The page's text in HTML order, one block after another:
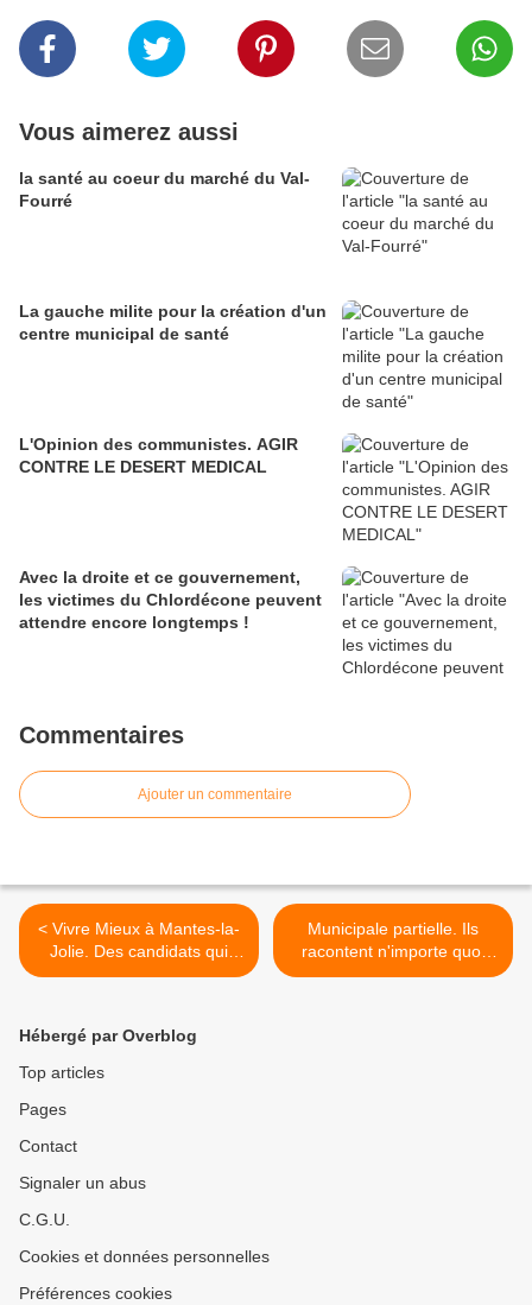
Vous aimerez aussi
la santé au coeur du marché du Val-
Fourré
La gauche milite pour la création d'un
centre municipal de santé
L'Opinion des communistes. AGIR
CONTRE LE DESERT MEDICAL
Avec la droite et ce gouvernement,
les victimes du Chlordécone peuvent
attendre encore longtemps !
Commentaires
Ajouter un commentaire
< Vivre Mieux à Mantes-la-
Jolie. Des candidats qui
distribuent des enveloppes
Municipale partielle. Ils
racontent n'importe quoi
pour gagner des voix ! >
Hébergé par Overblog
Top articles
Pages
Contact
Signaler un abus
C.G.U.
Cookies et données personnelles
Préférences cookies